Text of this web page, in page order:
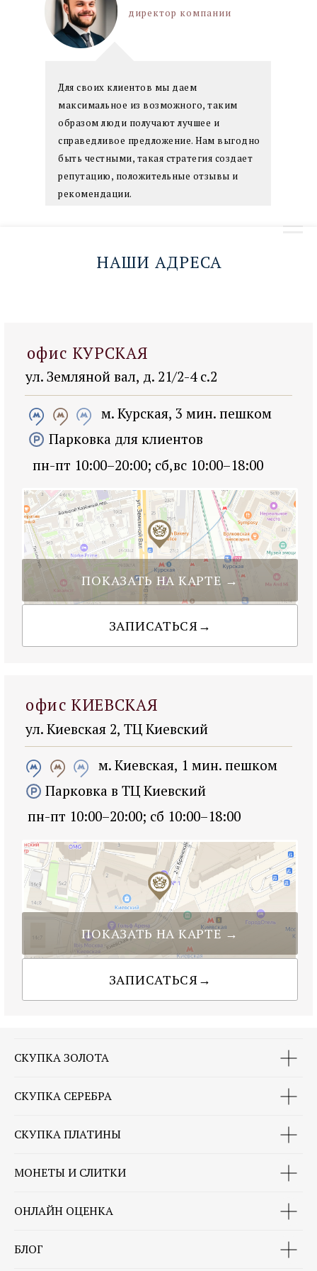
НАПИШИТЕ ДИРЕКТОРУ →
директор компании
Для своих клиентов мы даем
максимальное из возможного, таким
образом люди получают лучшее и
справедливое предложение. Нам выгодно
быть честными, такая стратегия создает
репутацию, положительные отзывы и
рекомендации.
НАШИ АДРЕСА
Парковка в ТЦ Киевский
ЗАПИСАТЬСЯ→
ПОКАЗАТЬ НА КАРТЕ →
пн-пт 10:00–20:00; сб 10:00–18:00
СКУПКА ЗОЛОТА
СКУПКА СЕРЕБРА
СКУПКА ПЛАТИНЫ
МОНЕТЫ И СЛИТКИ
ОНЛАЙН ОЦЕНКА
БЛОГ